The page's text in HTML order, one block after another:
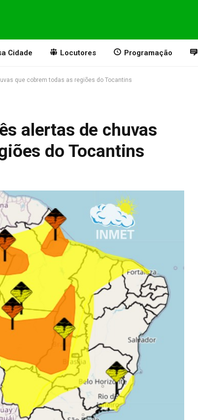
Cidade Locutores Programação
que cobrem todas as regiões do Tocantins
alertas de chuvas
do Tocantins